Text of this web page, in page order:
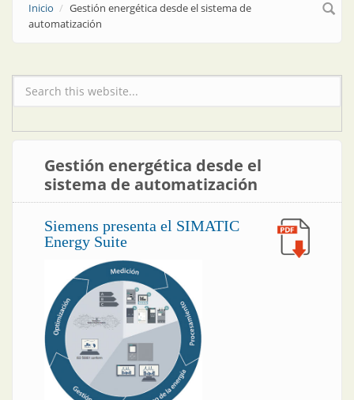
Inicio
Gestión energética desde el sistema de
automatización
Formulario de búsqueda
Gestión energética desde el
sistema de automatización
Siemens presenta el SIMATIC
Energy Suite